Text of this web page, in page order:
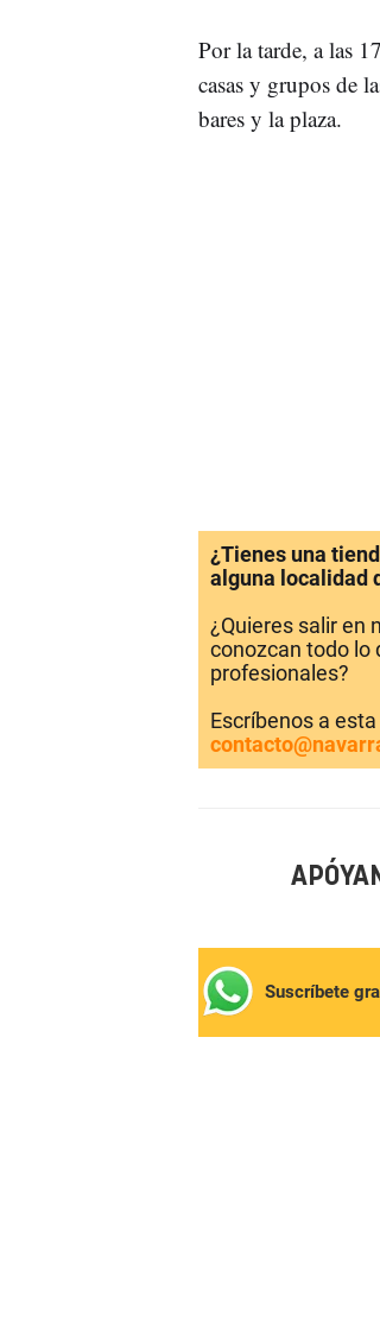
Por la tarde, a las
casas y grupos de
bares y la plaza.
¿Tienes una
alguna localidad
¿Quieres salir en
conozcan todo lo
profesionales?
Escríbenos a
Suscríbete